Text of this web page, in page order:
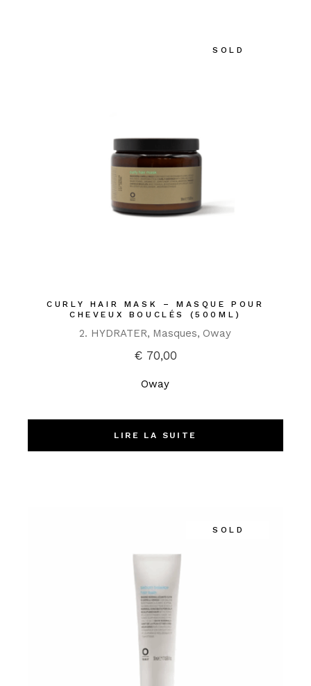
SOLD
CURLY HAIR MASK – MASQUE POUR
CHEVEUX BOUCLÉS (500ML)
2. HYDRATER Masques Oway
€70,00
Oway
LIRE LA SUITE
SOLD